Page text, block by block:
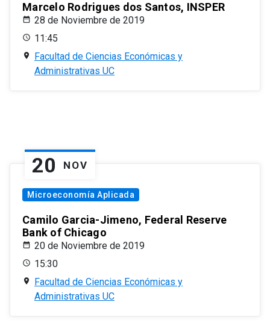
Marcelo Rodrigues dos Santos, INSPER
28 de Noviembre de 2019
11:45
Facultad de Ciencias Económicas y
Administrativas UC
20 NOV
Microeconomía Aplicada
Camilo Garcia-Jimeno, Federal Reserve
Bank of Chicago
20 de Noviembre de 2019
15:30
Facultad de Ciencias Económicas y
Administrativas UC